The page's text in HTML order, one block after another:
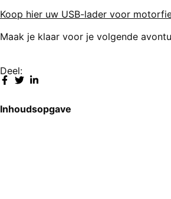
Koop hier uw USB-lader voor
Maak je klaar voor je volgende
Deel:
Inhoudsopgave